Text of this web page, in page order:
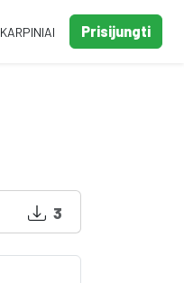
KARPINIAI Prisijungti
3